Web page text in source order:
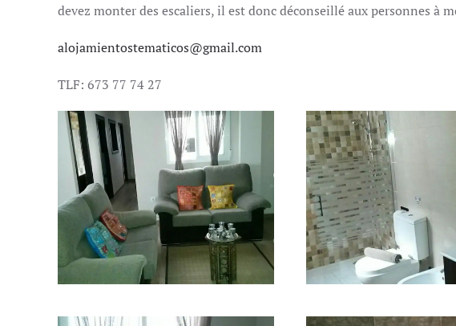
devez monter des escaliers, il est donc déconseillé aux personnes à
alojamientostematicos@gmail.com
TLF: 673 77 74 27